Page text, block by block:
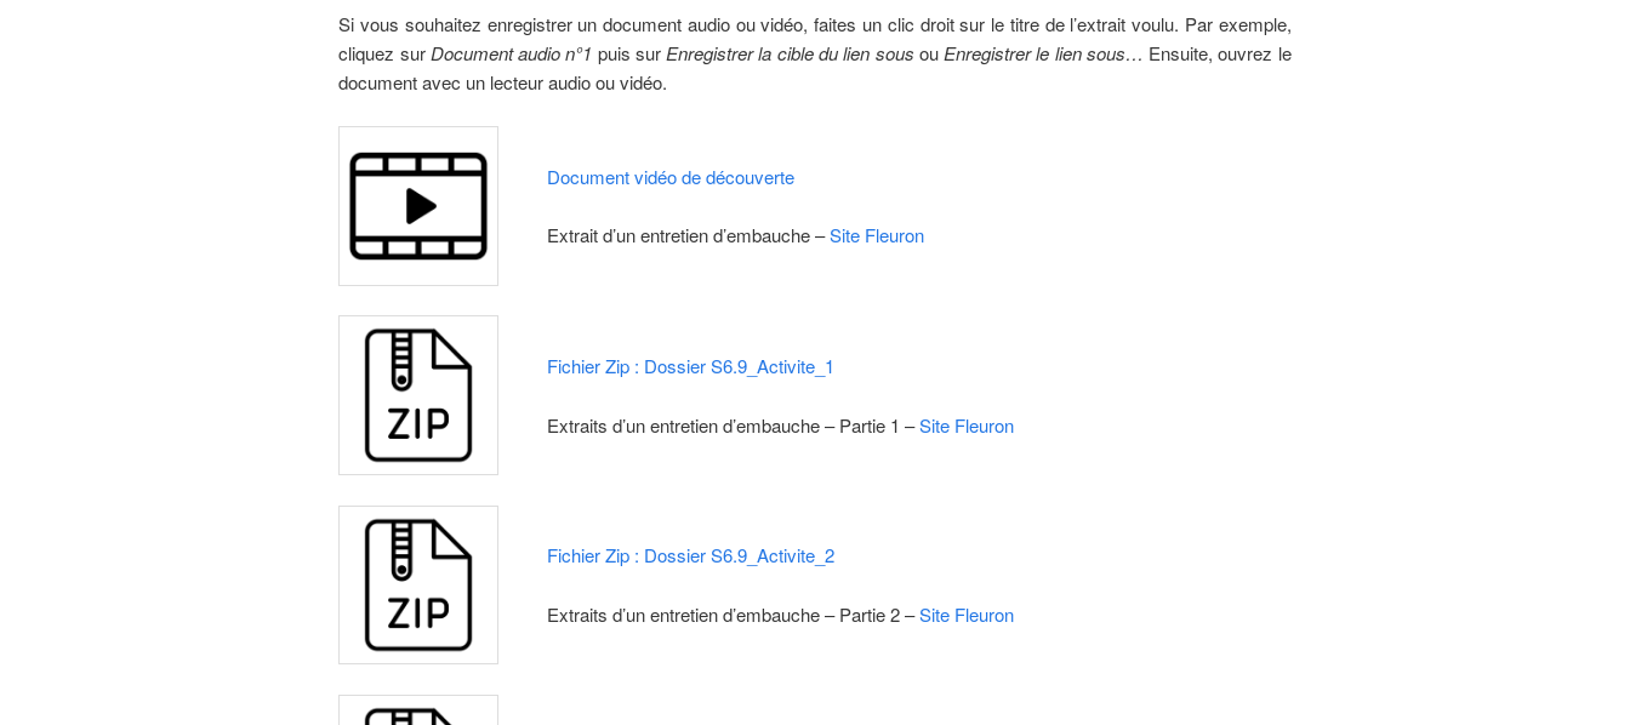
Si vous souhaitez enregistrer un document audio ou vidéo, faites un clic droit sur le titre de l’extrait voulu. Par exemple,
cliquez surDocument audio n°1 puis sur Enregistrer la cible du lien sous ouEnregistrer le lien sous… Ensuite, ouvrez le
document avec un lecteur audio ou vidéo.
Document vidéo de découverte
Extrait d’un entretien d’embauche –Site Fleuron
Fichier Zip : Dossier S6.9_Activite_1
Extraits d’un entretien d’embauche – Partie 1 –Site Fleuron
Fichier Zip : Dossier S6.9_Activite_2
Extraits d’un entretien d’embauche – Partie 2 –Site Fleuron